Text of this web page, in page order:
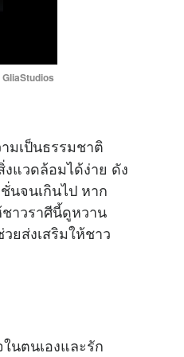
GliaStudios
มเป็นธรรมชาติ
แวดล้อมได้ง่าย ดัง
นจนเกินไป หาก
าวราศีนี้ดูหวาน
ยส่งเสริมให้ชาว
นตนเองและรัก